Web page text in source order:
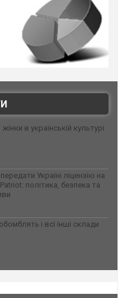
в українській культурі
Україні ліцензію на
політика, безпека та
і всі інші склади